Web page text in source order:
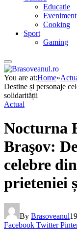
Educatie
Eveniment
Cooking
Sport
Gaming
You are at:Home»
Destine și personaje
solidarității
Actual
Nocturna
Braşov:
celebre
prieteniei
By Brasoveanul
Facebook Twitter